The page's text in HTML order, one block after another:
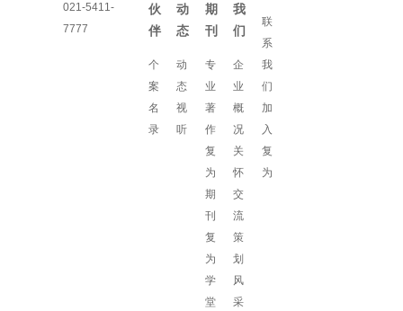
021-5411-
7777
伙
伴
个
案
名
录
动
态
动
态
视
听
期
刊
专
业
著
作
复
为
期
刊
复
为
学
堂
我
们
企
业
概
况
关
怀
交
流
策
划
风
采
联
系
我
们
加
入
复
为